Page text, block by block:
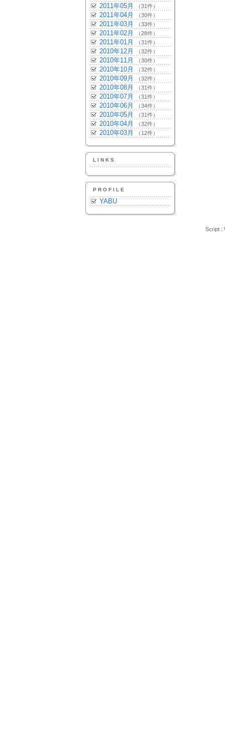
2011年05月 （31件）
2011年04月 （30件）
2011年03月 （33件）
2011年02月 （28件）
2011年01月 （31件）
2010年12月 （32件）
2010年11月 （30件）
2010年10月 （32件）
2010年09月 （32件）
2010年08月 （31件）
2010年07月 （31件）
2010年06月 （34件）
2010年05月 （31件）
2010年04月 （32件）
2010年03月 （12件）
LINKS
PROFILE
YABU
Script :